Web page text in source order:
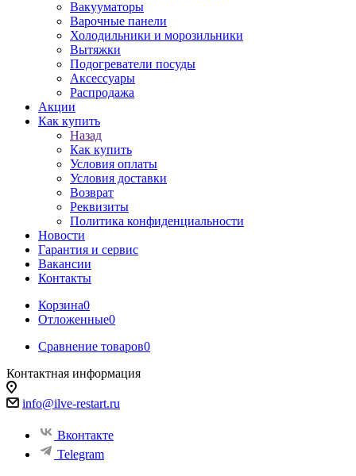
Вакууматоры
Варочные панели
Холодильники и морозильники
Вытяжки
Подогреватели посуды
Аксессуары
Распродажа
Акции
Как купить
Назад
Как купить
Условия оплаты
Условия доставки
Возврат
Реквизиты
Политика конфиденциальности
Новости
Гарантия и сервис
Вакансии
Контакты
Корзина0
Отложенные0
Сравнение товаров0
Контактная информация
info@ilve-restart.ru
Вконтакте
Telegram